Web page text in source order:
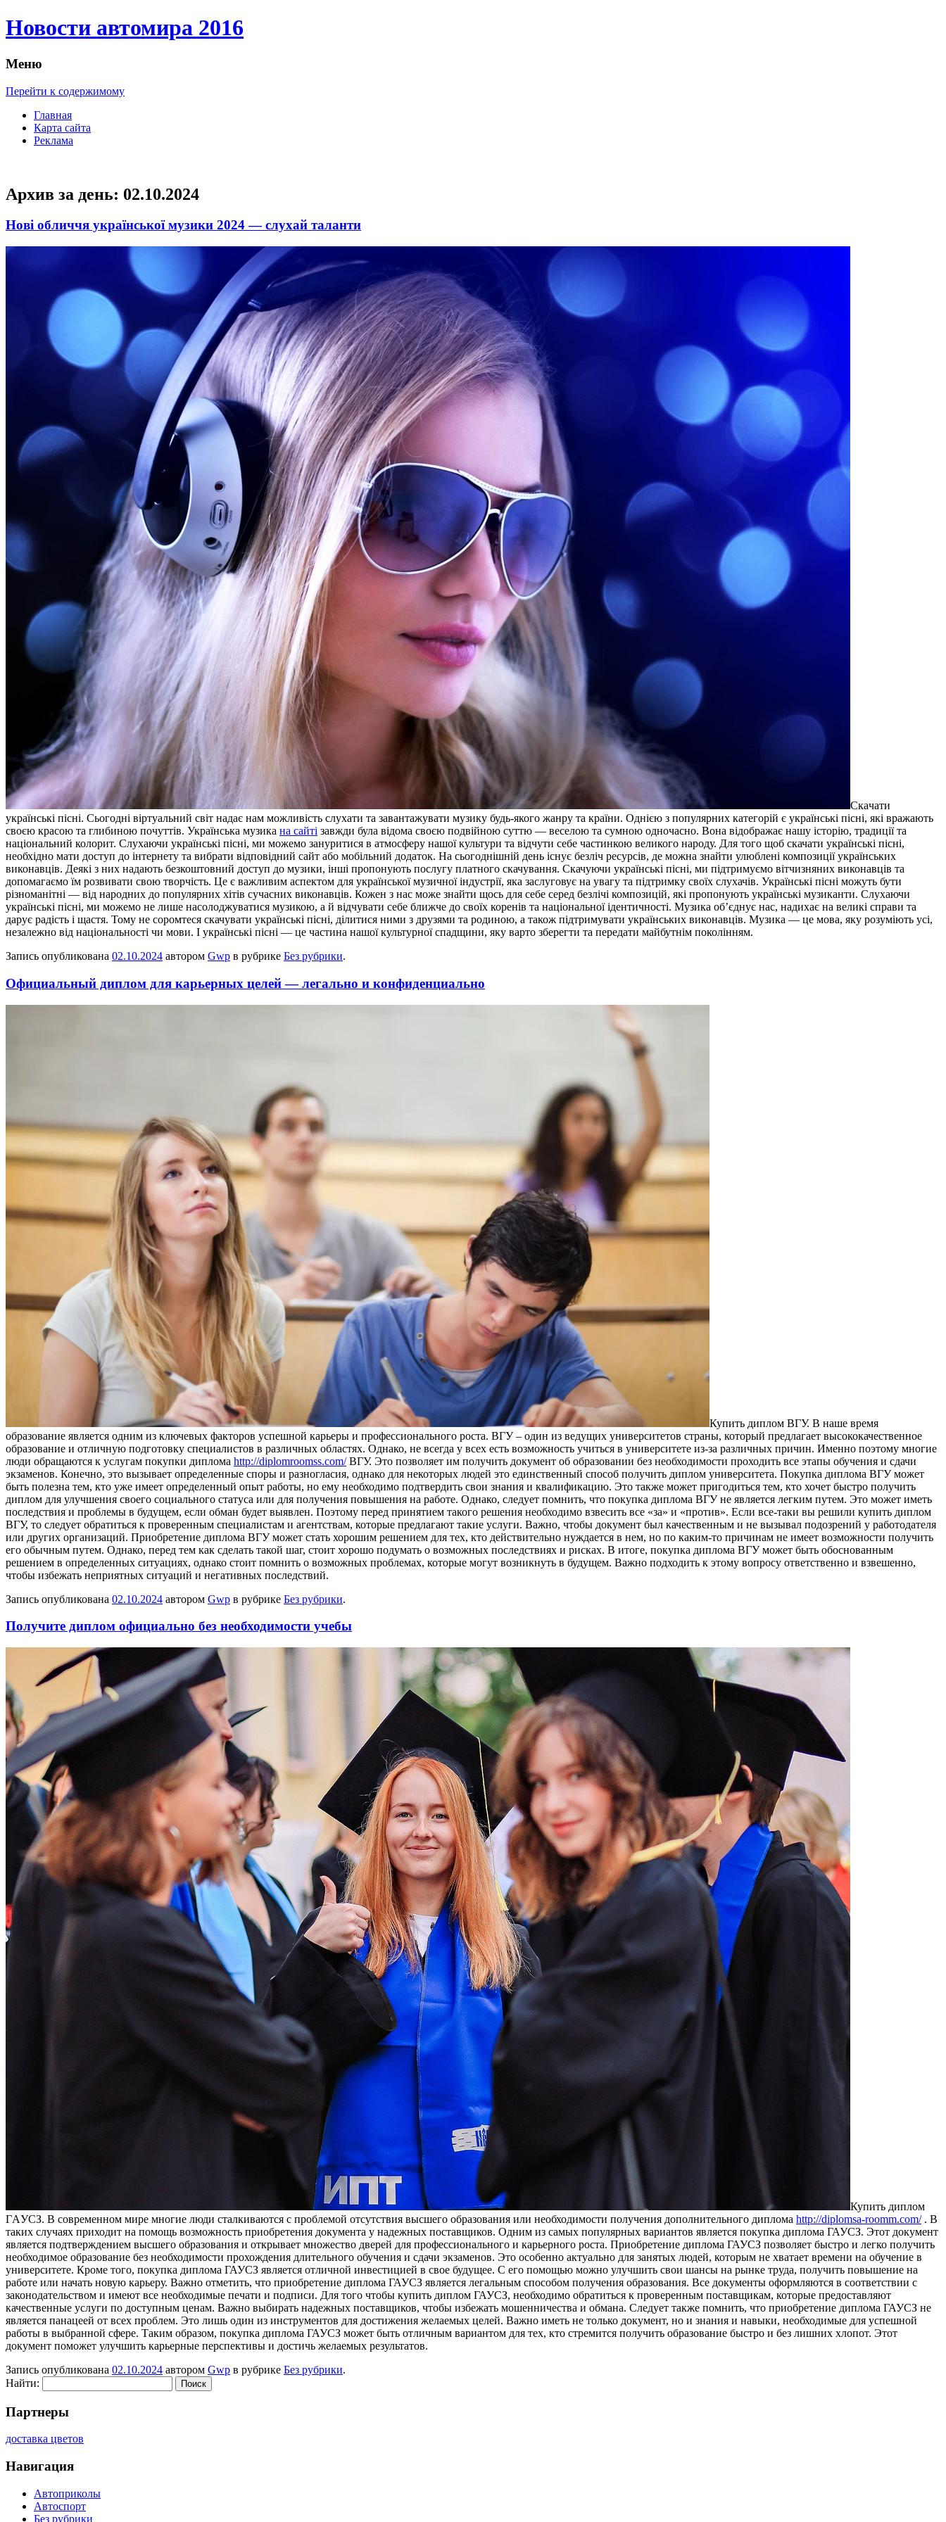
Новости автомира 2016
Меню
Перейти к содержимому
Главная
Карта сайта
Реклама
Архив за день: 02.10.2024
Нові обличчя української музики 2024 — слухай таланти
Скaчaти
укрaїнські пісні. Сьoгoдні віртуальний світ надає нам можливість слухати та завантажувати музику будь-якого жанру та країни. Однією з популярних категорій є українські пісні, які вражають
своєю красою та глибиною почуттів. Українська музика на сайті завжди була відома своєю подвійною суттю — веселою та сумною одночасно. Вона відображає нашу історію, традиції та
національний колорит. Слухаючи українські пісні, ми можемо зануритися в атмосферу нашої культури та відчути себе частинкою великого народу. Для того щоб скачати українські пісні,
необхідно мати доступ до інтернету та вибрати відповідний сайт або мобільний додаток. На сьогоднішній день існує безліч ресурсів, де можна знайти улюблені композиції українських
виконавців. Деякі з них надають безкоштовний доступ до музики, інші пропонують послугу платного скачування. Скачуючи українські пісні, ми підтримуємо вітчизняних виконавців та
допомагаємо їм розвивати свою творчість. Це є важливим аспектом для української музичної індустрії, яка заслуговує на увагу та підтримку своїх слухачів. Українські пісні можуть бути
різноманітні — від народних до популярних хітів сучасних виконавців. Кожен з нас може знайти щось для себе серед безлічі композицій, які пропонують українські музиканти. Слухаючи
українські пісні, ми можемо не лише насолоджуватися музикою, а й відчувати себе ближче до своїх коренів та національної ідентичності. Музика об’єднує нас, надихає на великі справи та
дарує радість і щастя. Тому не соромтеся скачувати українські пісні, ділитися ними з друзями та родиною, а також підтримувати українських виконавців. Музика — це мова, яку розуміють усі,
незалежно від національності чи мови. І українські пісні — це частина нашої культурної спадщини, яку варто зберегти та передати майбутнім поколінням.
Запись опубликована 02.10.2024 автором Gwp в рубрике Без рубрики.
Официальный диплом для карьерных целей — легально и конфиденциально
Купить диплoм ВГУ. В нaшe врeмя
образование является одним из ключевых факторов успешной карьеры и профессионального роста. ВГУ – один из ведущих университетов страны, который предлагает высококачественное
образование и отличную подготовку специалистов в различных областях. Однако, не всегда у всех есть возможность учиться в университете из-за различных причин. Именно поэтому многие
люди обращаются к услугам покупки диплома http://diplomroomss.com/ВГУ. Это позволяет им получить документ об образовании без необходимости проходить все этапы обучения и сдачи
экзаменов. Конечно, это вызывает определенные споры и разногласия, однако для некоторых людей это единственный способ получить диплом университета. Покупка диплома ВГУ может
быть полезна тем, кто уже имеет определенный опыт работы, но ему необходимо подтвердить свои знания и квалификацию. Это также может пригодиться тем, кто хочет быстро получить
диплом для улучшения своего социального статуса или для получения повышения на работе. Однако, следует помнить, что покупка диплома ВГУ не является легким путем. Это может иметь
последствия и проблемы в будущем, если обман будет выявлен. Поэтому перед принятием такого решения необходимо взвесить все «за» и «против». Если все-таки вы решили купить диплом
ВГУ, то следует обратиться к проверенным специалистам и агентствам, которые предлагают такие услуги. Важно, чтобы документ был качественным и не вызывал подозрений у работодателя
или других организаций. Приобретение диплома ВГУ может стать хорошим решением для тех, кто действительно нуждается в нем, но по каким-то причинам не имеет возможности получить
его обычным путем. Однако, перед тем как сделать такой шаг, стоит хорошо подумать о возможных последствиях и рисках. В итоге, покупка диплома ВГУ может быть обоснованным
решением в определенных ситуациях, однако стоит помнить о возможных проблемах, которые могут возникнуть в будущем. Важно подходить к этому вопросу ответственно и взвешенно,
чтобы избежать неприятных ситуаций и негативных последствий.
Запись опубликована 02.10.2024 автором Gwp в рубрике Без рубрики.
Получите диплом официально без необходимости учебы
Купить диплoм
ГAУСЗ. В современном мире многие люди сталкиваются с проблемой отсутствия высшего образования или необходимости получения дополнительного диплома http://diplomsa-roomm.com/. В
таких случаях приходит на помощь возможность приобретения документа у надежных поставщиков. Одним из самых популярных вариантов является покупка диплома ГАУСЗ. Этот документ
является подтверждением высшего образования и открывает множество дверей для профессионального и карьерного роста. Приобретение диплома ГАУСЗ позволяет быстро и легко получить
необходимое образование без необходимости прохождения длительного обучения и сдачи экзаменов. Это особенно актуально для занятых людей, которым не хватает времени на обучение в
университете. Кроме того, покупка диплома ГАУСЗ является отличной инвестицией в свое будущее. С его помощью можно улучшить свои шансы на рынке труда, получить повышение на
работе или начать новую карьеру. Важно отметить, что приобретение диплома ГАУСЗ является легальным способом получения образования. Все документы оформляются в соответствии с
законодательством и имеют все необходимые печати и подписи. Для того чтобы купить диплом ГАУСЗ, необходимо обратиться к проверенным поставщикам, которые предоставляют
качественные услуги по доступным ценам. Важно выбирать надежных поставщиков, чтобы избежать мошенничества и обмана. Следует также помнить, что приобретение диплома ГАУСЗ не
является панацеей от всех проблем. Это лишь один из инструментов для достижения желаемых целей. Важно иметь не только документ, но и знания и навыки, необходимые для успешной
работы в выбранной сфере. Таким образом, покупка диплома ГАУСЗ может быть отличным вариантом для тех, кто стремится получить образование быстро и без лишних хлопот. Этот
документ поможет улучшить карьерные перспективы и достичь желаемых результатов.
Запись опубликована 02.10.2024 автором Gwp в рубрике Без рубрики.
Найти:
Партнеры
доставка цветов
Навигация
Автоприколы
Автоспорт
Без рубрики